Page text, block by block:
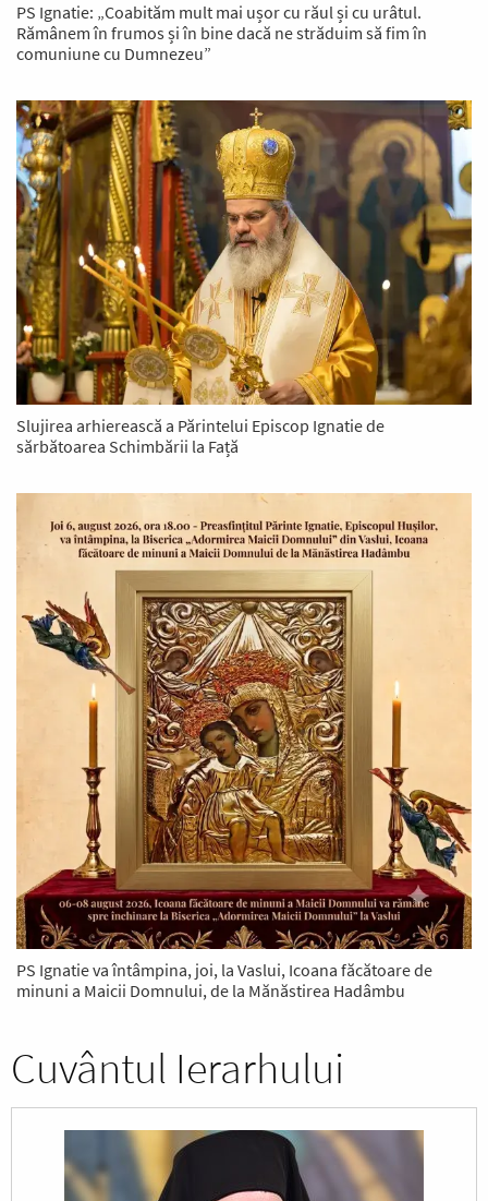
PS Ignatie: „Coabităm mult mai ușor cu răul și cu urâtul.
Rămânem în frumos și în bine dacă ne străduim să fim în
comuniune cu Dumnezeu”
Slujirea arhierească a Părintelui Episcop Ignatie de
sărbătoarea Schimbării la Față
PS Ignatie va întâmpina, joi, la Vaslui, Icoana făcătoare de
minuni a Maicii Domnului, de la Mănăstirea Hadâmbu
Cuvântul Ierarhului